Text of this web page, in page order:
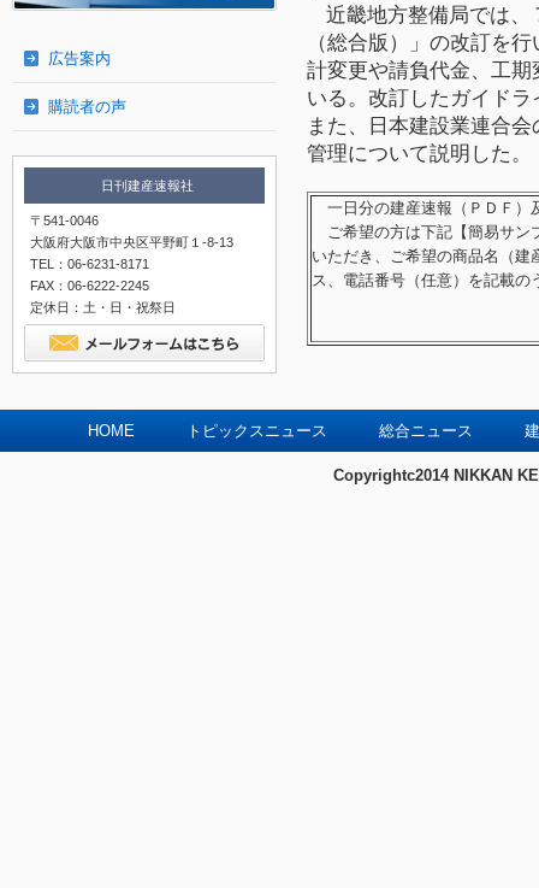
広告案内
購読者の声
日刊建産速報社
〒541-0046
大阪府大阪市中央区平野町１-8-13
TEL：06-6231-8171
FAX：06-6222-2245
定休日：土・日・祝祭日
近畿地方整備局では
（総合版）」の改訂を
計変更や請負代金、工
いる。改訂したガイド
また、日本建設業連合
管理について説明した。
一日分の建産速報（ＰＤＦ）
ご希望の方は下記【簡易サン
いただき、ご希望の商品名（
ス、電話番号（任意）を記載の
HOME トピックスニュース 総合ニュース
Copyrightc2014 NIKKAN